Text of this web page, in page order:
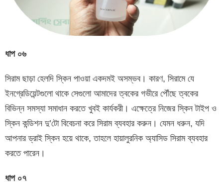
ধাপ ০৬
সিরাম ছাড়া হেলদি স্কিন পাওয়া একদমই অসম্ভব। কারণ, সিরামে যে
ইনগ্রেডিয়েন্টগুলো থাকে সেগুলো আমাদের ত্বকের গভীরে পৌঁছে ত্বকের
বিভিন্ন সমস্যা সমাধান করতে খুবই কার্যকরী। এক্ষেত্রে নিজের স্কিন টাইপ ও
স্কিন কন্ডিশন দু’টো বিবেচনা করে সিরাম ব্যবহার করুন। যেমন ধরুন, যদি
আপনার ড্রাই স্কিন হয়ে থাকে, তাহলে হায়ালুরনিক অ্যাসিড সিরাম ব্যবহার
করতে পারেন।
ধাপ ০৭